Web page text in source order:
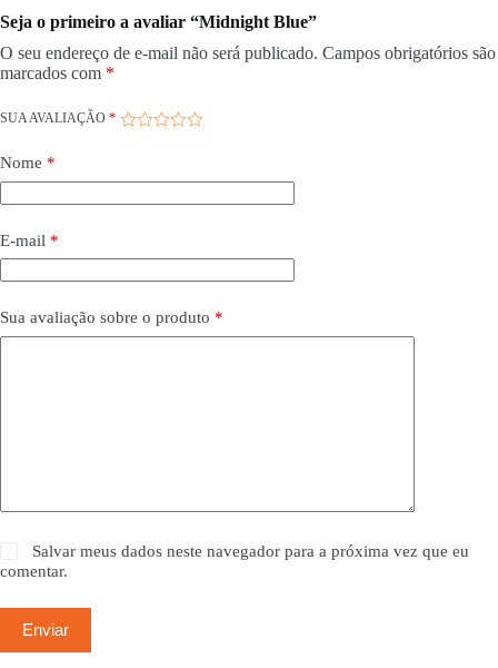
Seja o primeiro a avaliar “Midnight Blue”
O seu endereço de e-mail não será publicado. Campos obrigatórios são
marcados com *
SUA AVALIAÇÃO *
Nome *
E-mail *
Sua avaliação sobre o produto *
Salvar meus dados neste navegador para a próxima vez que eu
comentar.
Enviar